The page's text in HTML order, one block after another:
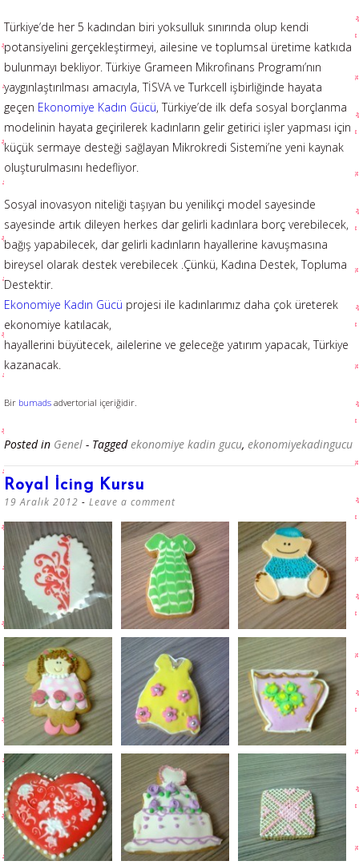
Türkiye’de her 5 kadından biri yoksulluk sınırında olup kendi
potansiyelini gerçekleştirmeyi, ailesine ve toplumsal üretime katkıda
bulunmayı bekliyor. Türkiye Grameen Mikrofinans Programı’nın
yaygınlaştırılması amacıyla, TİSVA ve Turkcell işbirliğinde hayata
geçen Ekonomiye Kadın Gücü, Türkiye’de ilk defa sosyal borçlanma
modelinin hayata geçirilerek kadınların gelir getirici işler yapması için
küçük sermaye desteği sağlayan Mikrokredi Sistemi’ne yeni kaynak
oluşturulmasını hedefliyor.
Sosyal inovasyon niteliği taşıyan bu yenilikçi model sayesinde
sayesinde artık dileyen herkes dar gelirli kadınlara borç verebilecek,
bağış yapabilecek, dar gelirli kadınların hayallerine kavuşmasına
bireysel olarak destek verebilecek .Çünkü, Kadına Destek, Topluma
Destektir.
Ekonomiye Kadın Gücü projesi ile kadınlarımız daha çok üreterek
ekonomiye katılacak,
hayallerini büyütecek, ailelerine ve geleceğe yatırım yapacak, Türkiye
kazanacak.
Bir bumads advertorial içeriğidir.
Posted in Genel - Taggedekonomiye kadin gucu, ekonomiyekadingucu
Royal İcing Kursu
19 Aralık 2012 Leave a comment